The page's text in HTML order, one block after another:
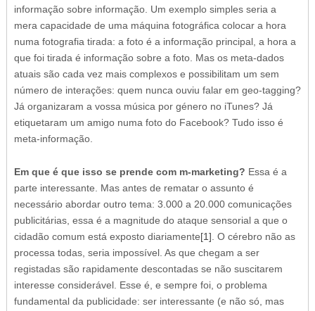
informação sobre informação. Um exemplo simples seria a
mera capacidade de uma máquina fotográfica colocar a hora
numa fotografia tirada: a foto é a informação principal, a hora a
que foi tirada é informação sobre a foto. Mas os meta-dados
atuais são cada vez mais complexos e possibilitam um sem
número de interações: quem nunca ouviu falar em geo-tagging?
Já organizaram a vossa música por género no iTunes? Já
etiquetaram um amigo numa foto do Facebook? Tudo isso é
meta-informação.
Em que é que isso se prende com m-marketing? Essa é a
parte interessante. Mas antes de rematar o assunto é
necessário abordar outro tema: 3.000 a 20.000 comunicações
publicitárias, essa é a magnitude do ataque sensorial a que o
cidadão comum está exposto diariamente[1]. O cérebro não as
processa todas, seria impossível. As que chegam a ser
registadas são rapidamente descontadas se não suscitarem
interesse considerável. Esse é, e sempre foi, o problema
fundamental da publicidade: ser interessante (e não só, mas